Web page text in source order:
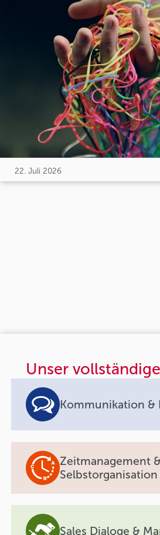
22. Juli 2026
Unser
Kommunikation &
Zeitmanagement
Selbstorganisation
Sales Dialoge &